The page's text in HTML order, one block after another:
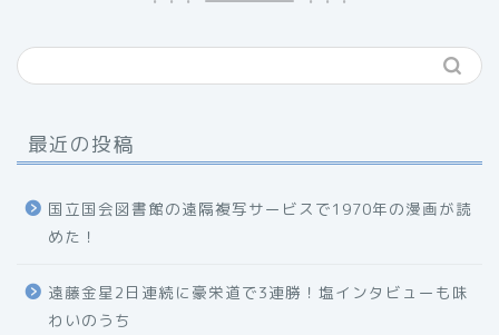
最近の投稿
国立国会図書館の遠隔複写サービスで1970年の漫画が読
めた！
遠藤金星2日連続に豪栄道で3連勝！塩インタビューも味
わいのうち